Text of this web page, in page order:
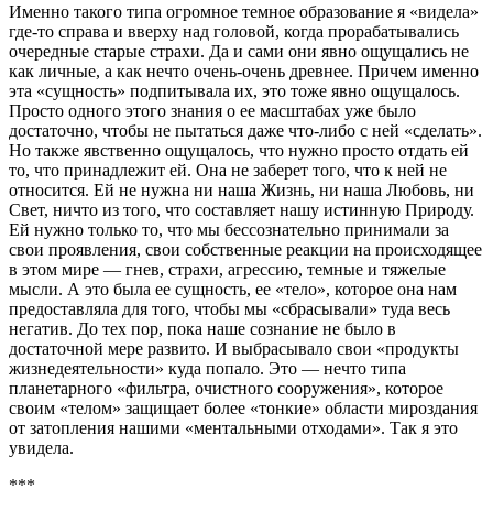
Именно такого типа огромное темное образование я «видела»
где-то справа и вверху над головой, когда прорабатывались
очередные старые страхи. Да и сами они явно ощущались не
как личные, а как нечто очень-очень древнее. Причем именно
эта «сущность» подпитывала их, это тоже явно ощущалось.
Просто одного этого знания о ее масштабах уже было
достаточно, чтобы не пытаться даже что-либо с ней «сделать».
Но также явственно ощущалось, что нужно просто отдать ей
то, что принадлежит ей. Она не заберет того, что к ней не
относится. Ей не нужна ни наша Жизнь, ни наша Любовь, ни
Свет, ничто из того, что составляет нашу истинную Природу.
Ей нужно только то, что мы бессознательно принимали за
свои проявления, свои собственные реакции на происходящее
в этом мире — гнев, страхи, агрессию, темные и тяжелые
мысли. А это была ее сущность, ее «тело», которое она нам
предоставляла для того, чтобы мы «сбрасывали» туда весь
негатив. До тех пор, пока наше сознание не было в
достаточной мере развито. И выбрасывало свои «продукты
жизнедеятельности» куда попало. Это — нечто типа
планетарного «фильтра, очистного сооружения», которое
своим «телом» защищает более «тонкие» области мироздания
от затопления нашими «ментальными отходами». Так я это
увидела.
***